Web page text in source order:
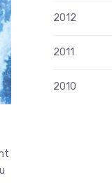
2012
2011
2010